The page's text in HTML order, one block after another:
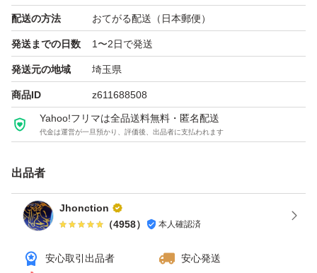
配送の方法 おてがる配送（日本郵便）
発送までの日数 1〜2日で発送
発送元の地域 埼玉県
商品ID z611688508
Yahoo!フリマは全品送料無料・匿名配送
代金は運営が一旦預かり、評価後、出品者に支払われます
出品者
Jhonction
（4958） 本人確認済
安心取引出品者
安心発送